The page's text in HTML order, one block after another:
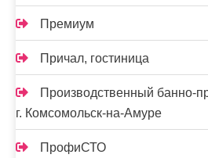
Премиум
Причал, гостиница
Производственный банно-
г. Комсомольск-на-Амуре
ПрофиСТО